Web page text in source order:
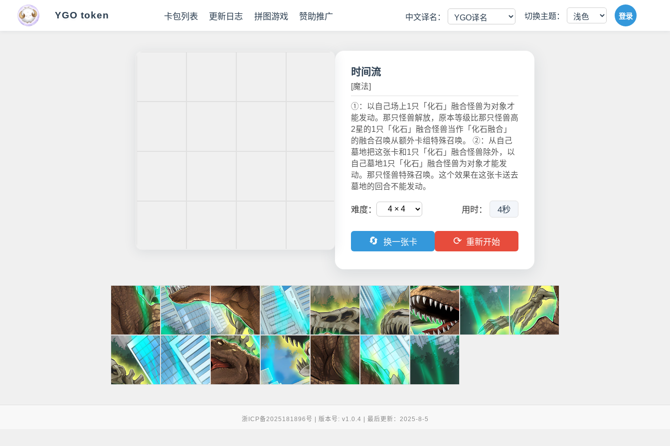
YGO token 卡包列表 更新日志 拼图游戏 赞助推广 中文译名： 切换主题： 登录
时间流
[魔法]
①：以自己场上1只「化石」融合怪兽为对象才
能发动。那只怪兽解放，原本等级比那只怪兽高
2星的1只「化石」融合怪兽当作「化石融合」
的融合召唤从额外卡组特殊召唤。 ②：从自己
墓地把这张卡和1只「化石」融合怪兽除外，以
自己墓地1只「化石」融合怪兽为对象才能发
动。那只怪兽特殊召唤。这个效果在这张卡送去
墓地的回合不能发动。
难度： 用时： 4秒
🔄 换一张卡 ⟳ 重新开始
浙ICP备2025181896号 | 版本号: v1.0.4 | 最后更新：2025-8-5